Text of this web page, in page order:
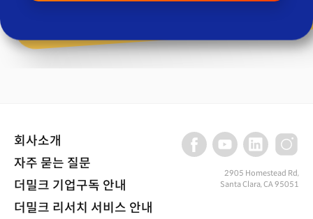
회사소개
자주 묻는 질문
더밀크 기업구독 안내
더밀크 리서치 서비스 안내
2905 Homestead Rd,
Santa Clara, CA 95051